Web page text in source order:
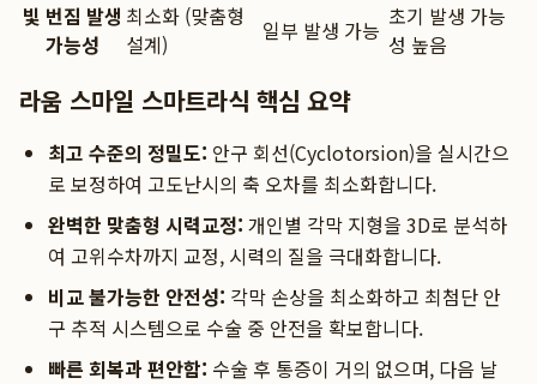
빛 번짐 발생
가능성
최소화 (맞춤형
설계)
일부 발생 가능 초기 발생 가능
성 높음
라움 스마일 스마트라식 핵심 요약
최고 수준의 정밀도: 안구 회선(Cyclotorsion)을 실시간으
로 보정하여 고도난시의 축 오차를 최소화합니다.
완벽한 맞춤형 시력교정: 개인별 각막 지형을 3D로 분석하
여 고위수차까지 교정, 시력의 질을 극대화합니다.
비교 불가능한 안전성: 각막 손상을 최소화하고 최첨단 안
구 추적 시스템으로 수술 중 안전을 확보합니다.
빠른 회복과 편안함: 수술 후 통증이 거의 없으며, 다음 날